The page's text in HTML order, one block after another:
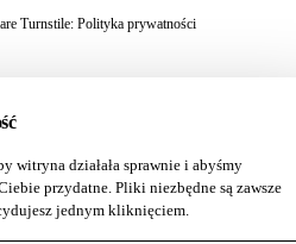
Turnstile: Polityka prywatności
witryna działała sprawnie i abyśmy
przydatne. Pliki niezbędne są zawsze
jednym kliknięciem.